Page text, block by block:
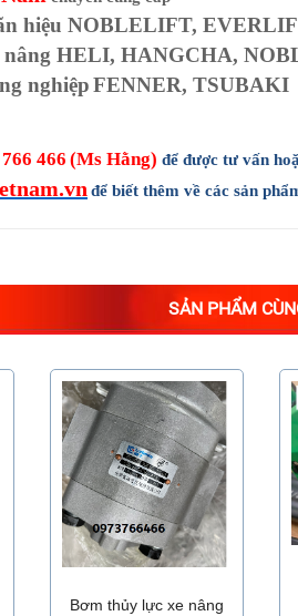
hiệu NOBLELIFT,
nâng HELI, HANGCHA,
nghiệpFENNER, TSUBAKI
466 (Ms Hằng) để được tư vấn
để biết thêm về các sản
SẢN PHẨM
Bơm thủy lực xe nâng